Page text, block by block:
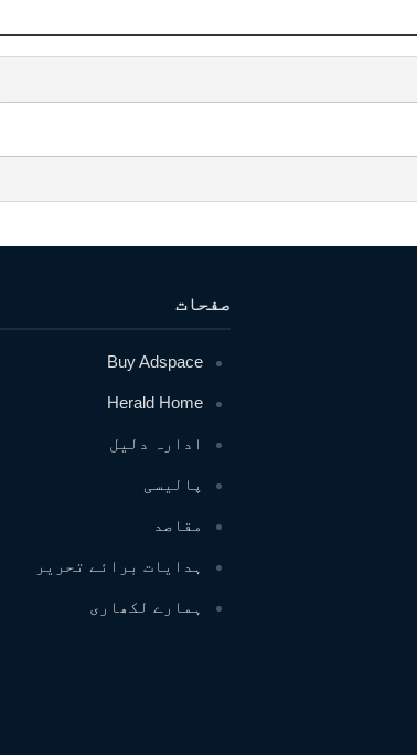
صفحات
Buy Adspace
Herald Home
ادارہ دلیل
پالیسی
مقاصد
ہدایات برائے تحریر
ہمارے لکھاری